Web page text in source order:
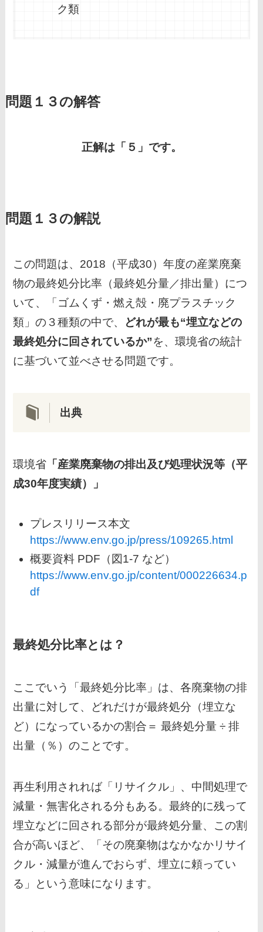
ク類
問題１３の解答
正解は「５」です。
問題１３の解説
この問題は、2018（平成30）年度の産業廃棄
物の最終処分比率（最終処分量／排出量）につ
いて、「ゴムくず・燃え殻・廃プラスチック
類」の３種類の中で、
どれが最も“埋立などの
最終処分に回されているか”を、環境省の統計
に基づいて並べさせる問題です。
出典
環境省 「産業廃棄物の排出及び処理状況等（平
成30年度実績）」
プレスリリース本文
https://www.env.go.jp/press/109265.html
概要資料 PDF（図1-7 など）
https://www.env.go.jp/content/000226634.p
df
最終処分比率とは？
ここでいう「最終処分比率」は、各廃棄物の排
出量に対して、どれだけが最終処分（埋立な
ど）になっているかの割合＝ 最終処分量 ÷ 排
出量（％）のことです。
再生利用されれば「リサイクル」、中間処理で
減量・無害化される分もある。最終的に残って
埋立などに回される部分が最終処分量、この割
合が高いほど、「その廃棄物はなかなかリサイ
クル・減量が進んでおらず、埋立に頼ってい
る」という意味になります。